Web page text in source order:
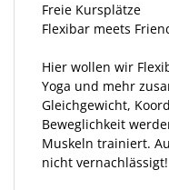
Freie Kursplätze
Flexibar meets
Hier wollen wir
Yoga und mehr
Gleichgewicht,
Beweglichkeit
Muskeln trainiert.
nicht vernachlässigt!